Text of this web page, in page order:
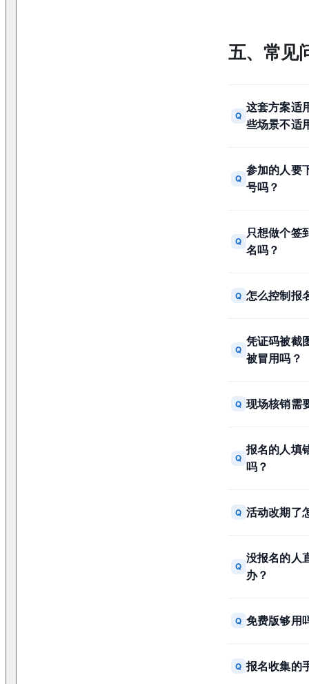
五、常见
Q
这套方案适
些场景不适
Q
参加的人要
号吗？
Q
只想做个签
名吗？
Q 怎么控制报
Q
凭证码被截
被冒用吗？
Q 现场核销需
Q
报名的人填
吗？
Q 活动改期了
Q
没报名的人
办？
Q 免费版够用
Q 报名收集的